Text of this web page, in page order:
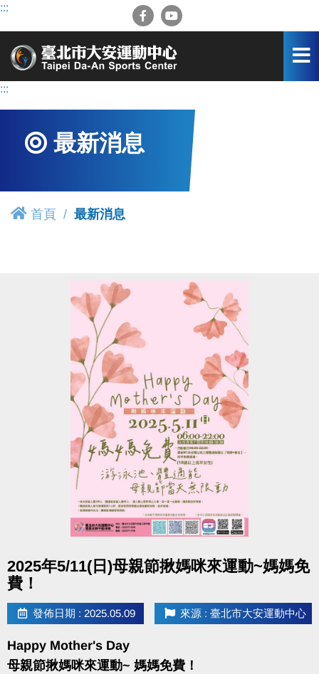
跳
容
:::
:::
最新消息
首頁 最新消息
2025年5/11(日)母親節揪媽咪來運動~媽媽免
費！
發佈日期 : 2025.05.09 來源 : 臺北市大安運動中心
Happy Mother's Day
母親節揪媽咪來運動~ 媽媽免費！